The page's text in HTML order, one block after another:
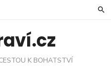
K BOHATSTVÍ